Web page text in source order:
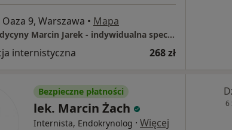
9, Warszawa • Mapa
Lekarz Medycyny Marcin Jarek - indywidualna specjalistyczna praktyka lekarska
internistyczna 268 zł
Bezpieczne płatności
lek. Marcin Żach
Internista, Endokrynolog · Więcej
6